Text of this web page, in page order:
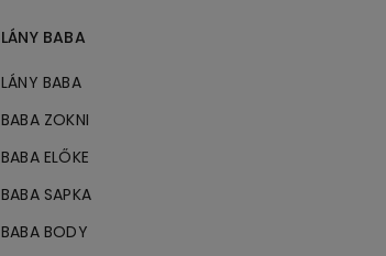
LÁNY BABA
LÁNY BABA
BABA ZOKNI
BABA ELŐKE
BABA SAPKA
BABA BODY